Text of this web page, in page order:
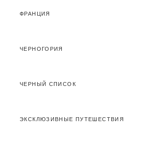
ФРАНЦИЯ
ЧЕРНОГОРИЯ
ЧЕРНЫЙ СПИСОК
ЭКСКЛЮЗИВНЫЕ ПУТЕШЕСТВИЯ